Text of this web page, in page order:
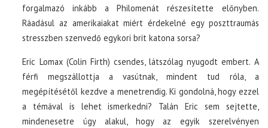
forgalmazó inkább a Philomenát részesítette előnyben.
Ráadásul az amerikaiakat miért érdekelné egy poszttraumás
stresszben szenvedő egykori brit katona sorsa?
Eric Lomax (Colin Firth) csendes, látszólag nyugodt embert. A
férfi megszállottja a vasútnak, mindent tud róla, a
megépítésétől kezdve a menetrendig. Ki gondolná, hogy ezzel
a témával is lehet ismerkedni? Talán Eric sem sejtette,
mindenesetre úgy alakul, hogy az egyik szerelvényen